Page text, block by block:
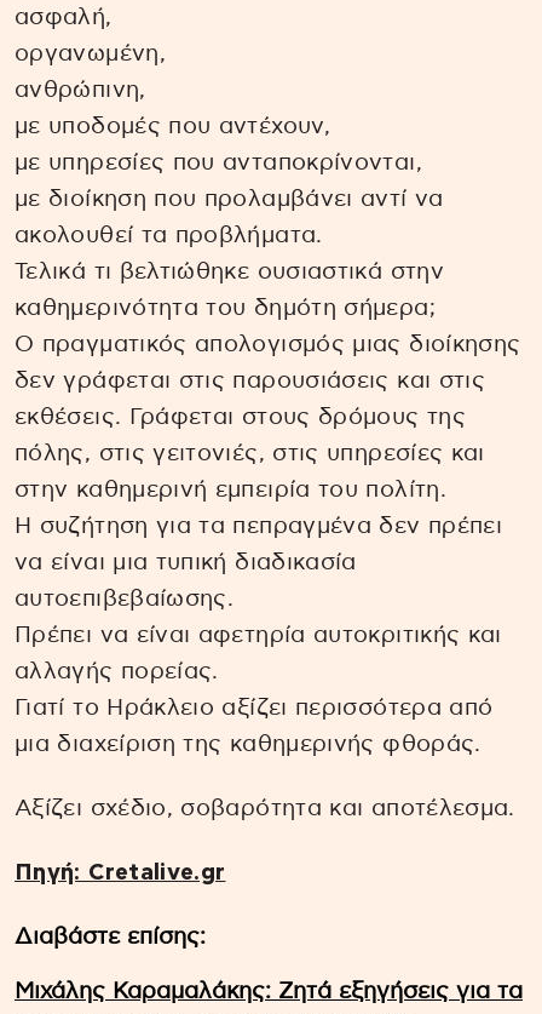
ασφαλή,
οργανωμένη,
ανθρώπινη,
με υποδομές που αντέχουν,
με υπηρεσίες που ανταποκρίνονται,
με διοίκηση που προλαμβάνει αντί να
ακολουθεί τα προβλήματα.
Τελικά τι βελτιώθηκε ουσιαστικά στην
καθημερινότητα του δημότη σήμερα;
Ο πραγματικός απολογισμός μιας διοίκησης
δεν γράφεται στις παρουσιάσεις και στις
εκθέσεις. Γράφεται στους δρόμους της
πόλης, στις γειτονιές, στις υπηρεσίες και
στην καθημερινή εμπειρία του πολίτη.
Η συζήτηση για τα πεπραγμένα δεν πρέπει
να είναι μια τυπική διαδικασία
αυτοεπιβεβαίωσης.
Πρέπει να είναι αφετηρία αυτοκριτικής και
αλλαγής πορείας.
Γιατί το Ηράκλειο αξίζει περισσότερα από
μια διαχείριση της καθημερινής φθοράς.
Αξίζει σχέδιο, σοβαρότητα και αποτέλεσμα.
Πηγή: Cretalive.gr
Διαβάστε επίσης:
Μιχάλης Καραμαλάκης: Ζητά εξηγήσεις για τα